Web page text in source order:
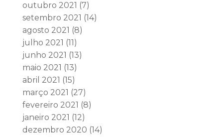
outubro 2021 (7)
setembro 2021 (14)
agosto 2021 (8)
julho 2021 (11)
junho 2021 (13)
maio 2021 (13)
abril 2021 (15)
março 2021 (27)
fevereiro 2021 (8)
janeiro 2021 (12)
dezembro 2020 (14)